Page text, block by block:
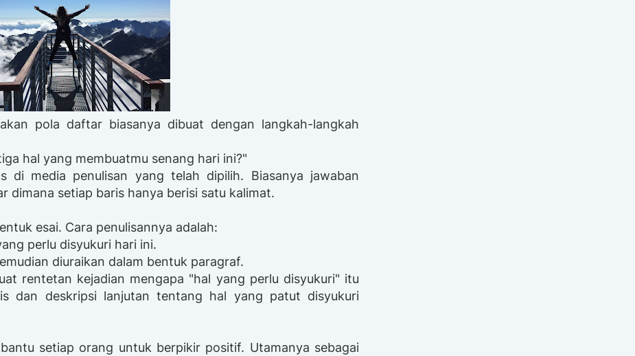
pola daftar biasanya dibuat dengan langkah-langkah
hal yang membuatmu senang hari ini?"
di media penulisan yang telah dipilih. Biasanya jawaban
dimana setiap baris hanya berisi satu kalimat.
esai. Cara penulisannya adalah:
perlu disyukuri hari ini.
diuraikan dalam bentuk paragraf.
rentetan kejadian mengapa "hal yang perlu disyukuri" itu
dan deskripsi lanjutan tentang hal yang patut disyukuri
setiap orang untuk berpikir positif. Utamanya sebagai